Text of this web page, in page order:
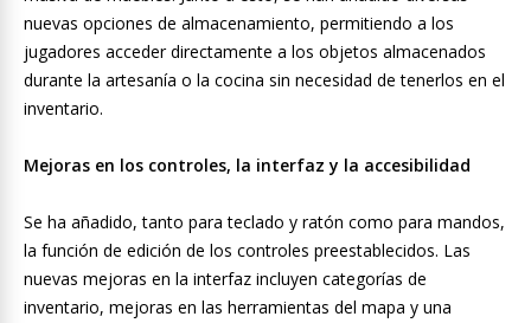
nuevas opciones de almacenamiento, permitiendo a los
jugadores acceder directamente a los objetos almacenados
durante la artesanía o la cocina sin necesidad de tenerlos en el
inventario.
Mejoras en los controles, la interfaz y la accesibilidad
Se ha añadido, tanto para teclado y ratón como para mandos,
la función de edición de los controles preestablecidos. Las
nuevas mejoras en la interfaz incluyen categorías de
inventario, mejoras en las herramientas del mapa y una